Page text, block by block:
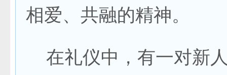
相爱、共融的精神。
在礼仪中，有一对新